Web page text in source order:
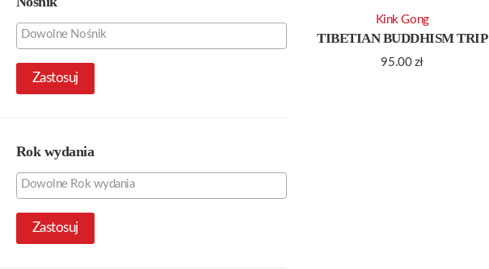
TIBETIAN BUDDHISM TRIP
95.00 zł
Kink Gong
Zastosuj
Rok wydania
Zastosuj